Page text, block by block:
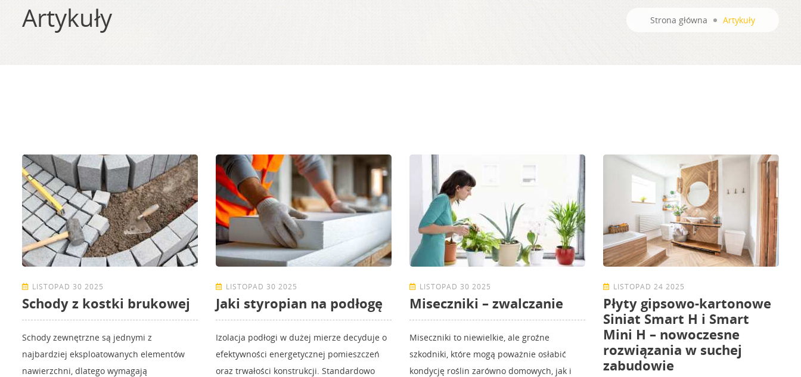
Artykuły Strona główna Artykuły
LISTOPAD 30 2025
Schody z kostki brukowej
Schody zewnętrzne są jednymi z
najbardziej eksploatowanych elementów
nawierzchni, dlatego wymagają
LISTOPAD 30 2025
Jaki styropian na podłogę
Izolacja podłogi w dużej mierze decyduje o
efektywności energetycznej pomieszczeń
oraz trwałości konstrukcji. Standardowo
LISTOPAD 30 2025
Miseczniki – zwalczanie
Miseczniki to niewielkie, ale groźne
szkodniki, które mogą poważnie osłabić
kondycję roślin zarówno domowych, jak i
LISTOPAD 24 2025
Płyty gipsowo-kartonowe
Siniat Smart H i Smart
Mini H – nowoczesne
rozwiązania w suchej
zabudowie